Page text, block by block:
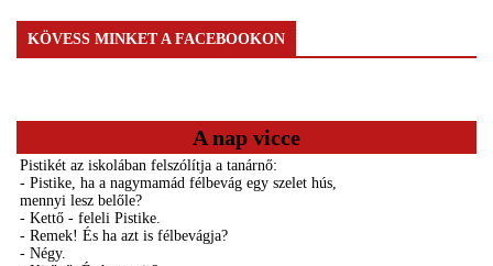
KÖVESS MINKET A FACEBOOKON
A nap vicce